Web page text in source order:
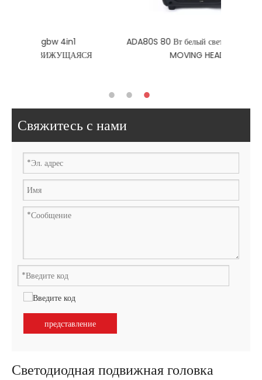
ADA80S 80 Вт белый светодиод SPOT
Свяжитесь с нами
представление
Светодиодная подвижная головка